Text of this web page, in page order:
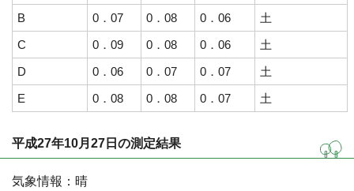
B
0．07 0．08 0．06
土
C
0．09 0．08 0．06
土
D
0．06 0．07 0．07
土
E
0．08 0．08 0．07 土
平成27年10月27日の測定結果
気象情報：晴